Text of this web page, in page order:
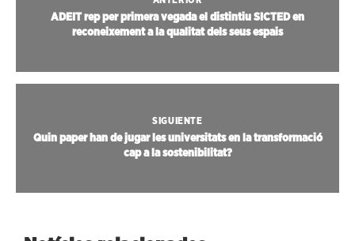
ADEIT rep per primera vegada el distintiu SICTED en
reconeixement a la qualitat dels seus espais
SIGUIENTE
Quin paper han de jugar les universitats en la transformació
cap a la sostenibilitat?